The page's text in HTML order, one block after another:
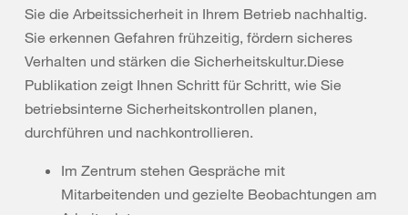
Sie die Arbeitssicherheit in Ihrem Betrieb nachhaltig.
Sie erkennen Gefahren frühzeitig, fördern sicheres
Verhalten und stärken die Sicherheitskultur.Diese
Publikation zeigt Ihnen Schritt für Schritt, wie Sie
betriebsinterne Sicherheitskontrollen planen,
durchführen und nachkontrollieren.
Im Zentrum stehen Gespräche mit
Mitarbeitenden und gezielte Beobachtungen am